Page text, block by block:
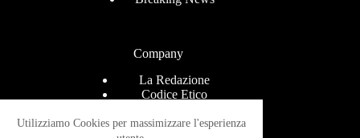
Utilizziamo Cookies per massimizzare l'esperienza
Company
La Redazione
Codice Etico
Help Center